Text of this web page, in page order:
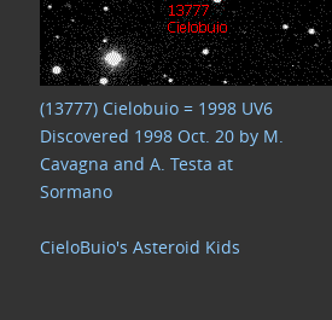
(13777) Cielobuio = 1998 UV6
Discovered 1998 Oct. 20 by M.
Cavagna and A. Testa at
Sormano
CieloBuio's Asteroid Kids